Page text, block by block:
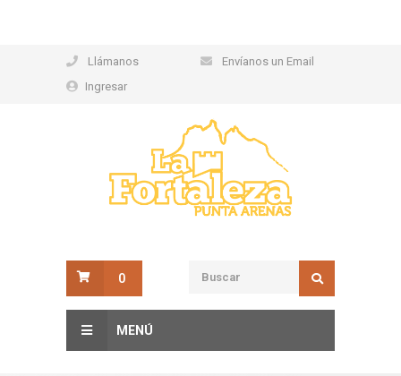
Llámanos
Envíanos un Email
Ingresar
0
MENÚ